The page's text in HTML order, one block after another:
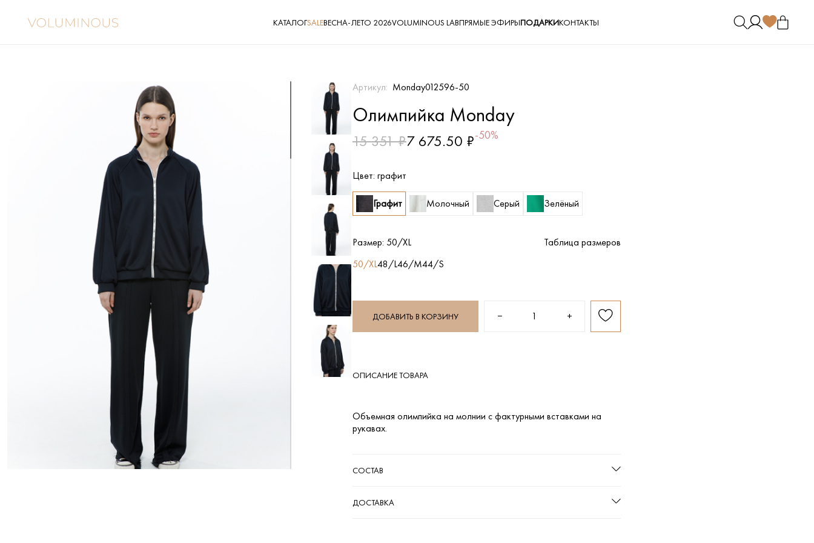
КАТАЛОГSALEВЕСНА-ЛЕТО 2026VOLUMINOUS LABПРЯМЫЕ ЭФИРЫПОДАРКИКОНТАКТЫ
Артикул: Monday012596-50
Олимпийка Monday
15 351 ₽7 675.50 ₽-50%
Цвет: графит
Графит Молочный Серый Зелёный
Размер: 50/XL
Таблица размеров
50/XL48/L46/M44/S
ДОБАВИТЬ В КОРЗИНУ − 1 +
ОПИСАНИЕ ТОВАРА
Объемная олимпийка на молнии с фактурными вставками на
рукавах.
СОСТАВ
ДОСТАВКА